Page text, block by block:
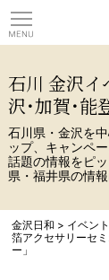
石川 金沢
沢･加賀･能
石川県・金沢を
ップ、キャンペ
話題の情報をピ
県・福井県の情
金沢日和 > イベン
箔アクセサリーセ
ー」